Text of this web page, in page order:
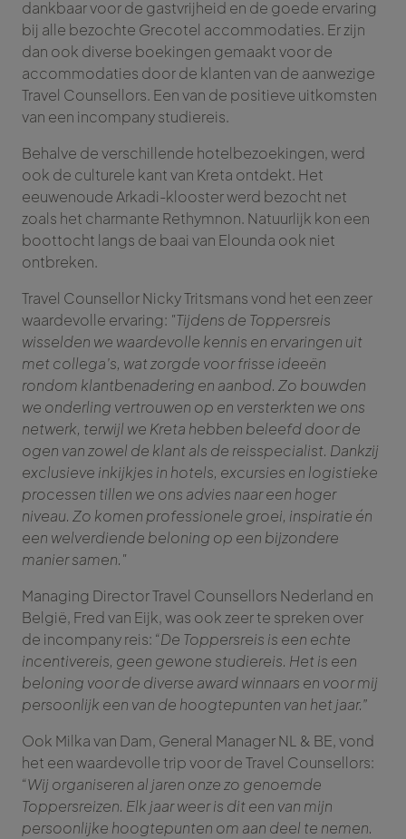
dankbaar voor de gastvrijheid en de goede ervaring
bij alle bezochte Grecotel accommodaties. Er zijn
dan ook diverse boekingen gemaakt voor de
accommodaties door de klanten van de aanwezige
Travel Counsellors. Een van de positieve uitkomsten
van een incompany studiereis.
Behalve de verschillende hotelbezoekingen, werd
ook de culturele kant van Kreta ontdekt. Het
eeuwenoude Arkadi-klooster werd bezocht net
zoals het charmante Rethymnon. Natuurlijk kon een
boottocht langs de baai van Elounda ook niet
ontbreken.
Travel Counsellor Nicky Tritsmans vond het een zeer
waardevolle ervaring: "Tijdens de Toppersreis
wisselden we waardevolle kennis en ervaringen uit
met collega’s, wat zorgde voor frisse ideeën
rondom klantbenadering en aanbod. Zo bouwden
we onderling vertrouwen op en versterkten we ons
netwerk, terwijl we Kreta hebben beleefd door de
ogen van zowel de klant als de reisspecialist. Dankzij
exclusieve inkijkjes in hotels, excursies en logistieke
processen tillen we ons advies naar een hoger
niveau. Zo komen professionele groei, inspiratie én
een welverdiende beloning op een bijzondere
manier samen."
Managing Director Travel Counsellors Nederland en
België, Fred van Eijk, was ook zeer te spreken over
de incompany reis: “De Toppersreis is een echte
incentivereis, geen gewone studiereis. Het is een
beloning voor de diverse award winnaars en voor mij
persoonlijk een van de hoogtepunten van het jaar.”
Ook Milka van Dam, General Manager NL & BE, vond
het een waardevolle trip voor de Travel Counsellors:
“Wij organiseren al jaren onze zo genoemde
Toppersreizen. Elk jaar weer is dit een van mijn
persoonlijke hoogtepunten om aan deel te nemen.